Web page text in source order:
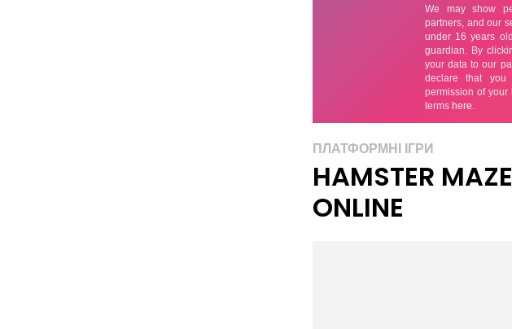
ПЛАТФОРМНІ ІГРИ
HAMSTER MAZE
ONLINE